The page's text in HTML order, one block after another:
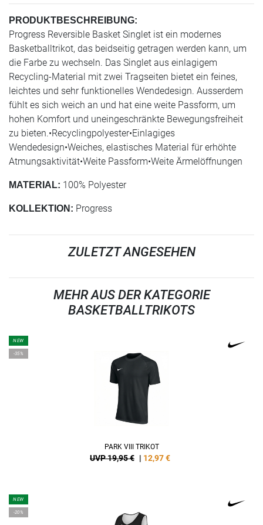
PRODUKTBESCHREIBUNG:
Progress Reversible Basket Singlet ist ein modernes
Basketballtrikot, das beidseitig getragen werden kann, um
die Farbe zu wechseln. Das Singlet aus einlagigem
Recycling-Material mit zwei Tragseiten bietet ein feines,
leichtes und sehr funktionelles Wendedesign. Ausserdem
fühlt es sich weich an und hat eine weite Passform, um
hohen Komfort und uneingeschränkte Bewegungsfreiheit
zu bieten.•Recyclingpolyester•Einlagiges
Wendedesign•Weiches, elastisches Material für erhöhte
Atmungsaktivität•Weite Passform•Weite Ärmelöffnungen
MATERIAL: 100% Polyester
KOLLEKTION: Progress
ZULETZT ANGESEHEN
MEHR AUS DER KATEGORIE
BASKETBALLTRIKOTS
NEW
-35%
PARK VIII TRIKOT
UVP 19,95 € | 12,97€
NEW
-20%